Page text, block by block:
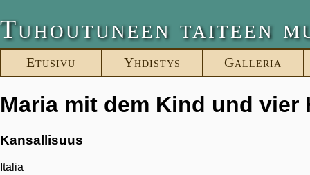
Tuhoutuneen taiteen
Etusivu Yhdistys Galleria
Maria mit dem Kind und vier
Kansallisuus
Italia